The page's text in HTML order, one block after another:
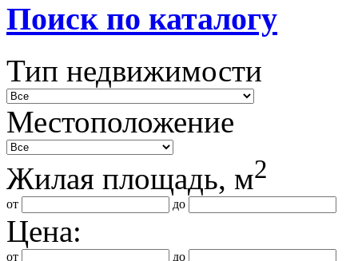
Поиск по каталогу
Тип недвижимости
Местоположение
Жилая площадь, м2
от до
Цена:
от до